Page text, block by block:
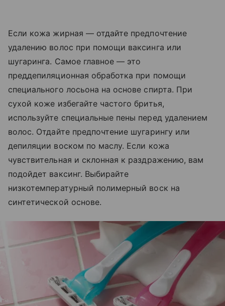
Если кожа жирная — отдайте предпочтение
удалению волос при помощи ваксинга или
шугаринга. Самое главное — это
преддепиляционная обработка при помощи
специального лосьона на основе спирта. При
сухой коже избегайте частого бритья,
используйте специальные пены перед удалением
волос. Отдайте предпочтение шугарингу или
депиляции воском по маслу. Если кожа
чувствительная и склонная к раздражению, вам
подойдет ваксинг. Выбирайте
низкотемпературный полимерный воск на
синтетической основе.